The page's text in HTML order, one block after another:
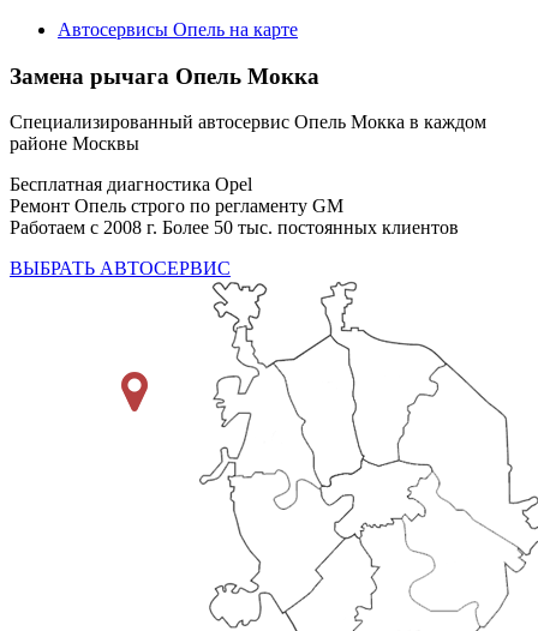
Автосервисы Опель на карте
Замена рычага Опель Мокка
Специализированный автосервис Опель Мокка в каждом
районе Москвы
Бесплатная диагностика Opel
Ремонт Опель строго по регламенту GM
Работаем с 2008 г. Более 50 тыс. постоянных клиентов
ВЫБРАТЬ АВТОСЕРВИС